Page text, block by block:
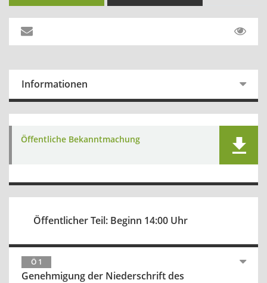
Informationen
Öffentliche Bekanntmachung
Öffentlicher Teil: Beginn 14:00 Uhr
Ö 1
Genehmigung der Niederschrift des